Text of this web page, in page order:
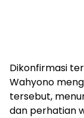
Dikonfirmasi
Wahyono
tersebut,
dan perhatian